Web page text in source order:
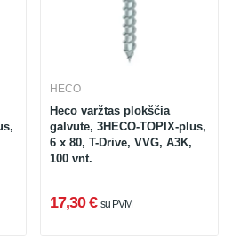
HECO
Heco varžtas plokščia
galvute, 3HECO-TOPIX-plus,
6 x 80, T-Drive, VVG, A3K,
100 vnt.
17,30 € su PVM